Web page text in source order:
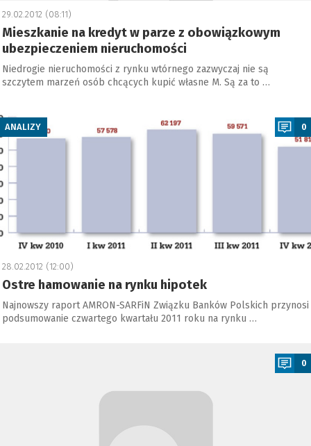
29.02.2012 (08:11)
Mieszkanie na kredyt w parze z obowiązkowym
ubezpieczeniem nieruchomości
Niedrogie nieruchomości z rynku wtórnego zazwyczaj nie są
szczytem marzeń osób chcących kupić własne M. Są za to …
ANALIZY 0
28.02.2012 (12:00)
Ostre hamowanie na rynku hipotek
Najnowszy raport AMRON-SARFiN Związku Banków Polskich przynosi
podsumowanie czwartego kwartału 2011 roku na rynku …
0